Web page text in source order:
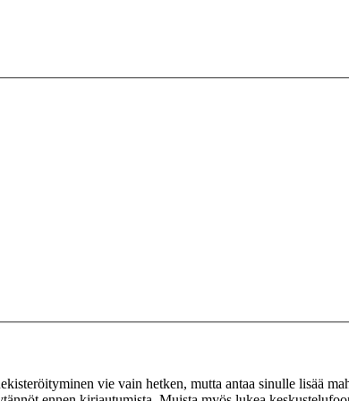
vie vain hetken, mutta antaa sinulle lisää